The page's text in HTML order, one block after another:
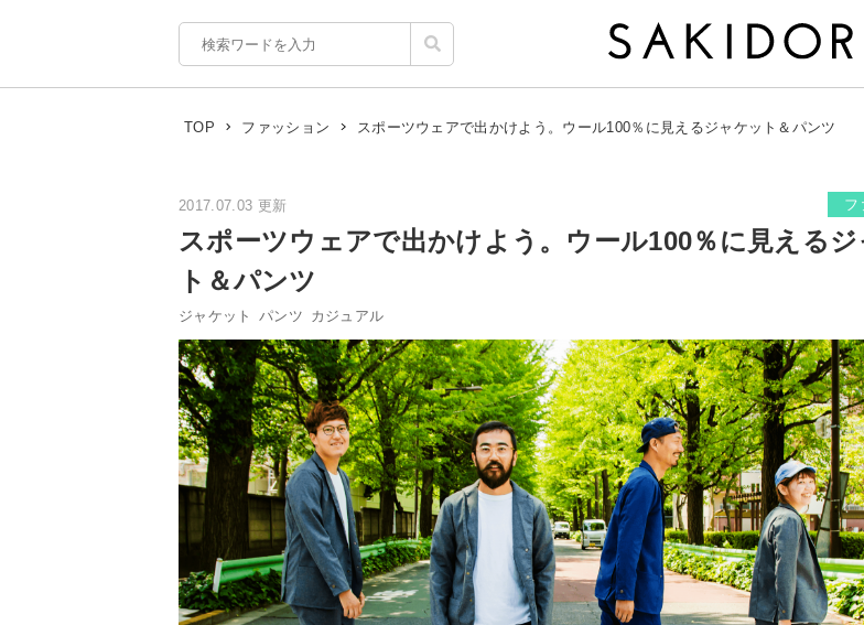
TOP ファッション スポーツウェアで出かけよう。ウール100％に見えるジャケット＆パンツ
2017.07.03 更新 フ
スポーツウェアで出かけよう。ウール100％に見えるジ
ト＆パンツ
ジャケット パンツ カジュアル